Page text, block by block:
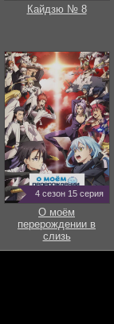
Кайдзю № 8
4 сезон 15 серия
О моём
перерождении в
слизь